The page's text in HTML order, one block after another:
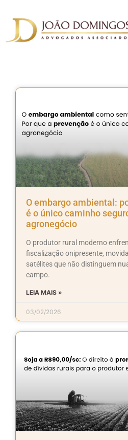
O embargo ambiental:
é o único caminho
agronegócio
O produtor rural moderno
fiscalização onipresente,
satélites que não distinguem
campo.
LEIA MAIS »
03/02/2026